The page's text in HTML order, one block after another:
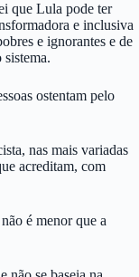
que Lula pode ter
e inclusiva
e ignorantes e de
ostentam pelo
nas mais variadas
acreditam, com
é menor que a